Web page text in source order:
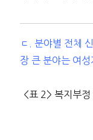
ㄷ. 분야별 전체
장 큰 분야는 여성
<표 2> 복지부정